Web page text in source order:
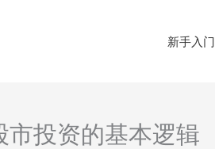
新手入门
投资的基本逻辑